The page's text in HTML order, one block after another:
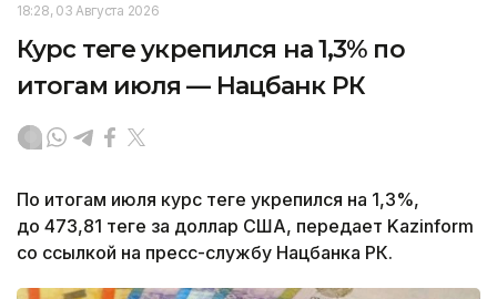
18:28, 03 Августа 2026
Курс теңге укрепился на 1,3% по
итогам июля — Нацбанк РК
По итогам июля курс теңге укрепился на 1,3%,
до 473,81 теңге за доллар США, передает Kazinform
со ссылкой на пресс-службу Нацбанка РК.